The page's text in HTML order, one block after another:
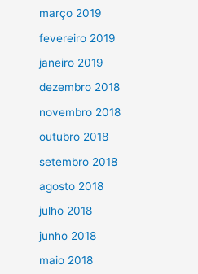
março 2019
fevereiro 2019
janeiro 2019
dezembro 2018
novembro 2018
outubro 2018
setembro 2018
agosto 2018
julho 2018
junho 2018
maio 2018